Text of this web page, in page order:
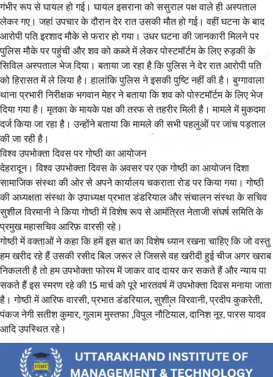
गंभीर रूप से घायल हो गई। घायल इसराना को ससुराल पक्ष वाले ही अस्पताल
लेकर गए। जहां उपचार के दौरान देर रात उसकी मौत हो गई। वहीं घटना के बाद
आरोपी पति इरशाद मौके से फरार हो गया। उधर घटना की जानकारी मिलने पर
पुलिस मौके पर पहुंची और शव को कब्जे में लेकर पोस्टमॉर्टम के लिए रुड़की के
सिविल अस्पताल भेज दिया। बताया जा रहा है कि पुलिस ने देर रात आरोपी पति
को हिरासत में ले लिया है। हालांकि पुलिस ने इसकी पुष्टि नहीं की है। बुग्गावाला
थाना प्रभारी निरीक्षक भगवान मेहर ने बताया कि शव को पोस्टमॉर्टम के लिए भेज
दिया गया है। मृतका के मायके पक्ष की तरफ से तहरीर मिली है। मामले में मुकदमा
दर्ज किया जा रहा है। उन्होंने बताया कि मामले की सभी पहलुओं पर जांच पड़ताल
की जा रही है।
विश्व उपभोक्ता दिवस पर गोष्ठी का आयोजन
देहरादून। विश्व उपभोक्ता दिवस के अवसर पर एक गोष्ठी का आयोजन दिशा
सामाजिक संस्था की ओर से अपने कार्यालय चकराता रोड पर किया गया। गोष्ठी
की अध्यक्षता संस्था के उपाध्यक्ष प्रभात डंडरियाल और संचालन संस्था के सचिव
सुशील विरमानी ने किया गोष्ठी में विशेष रूप से आमंत्रित नेताजी संघर्ष समिति के
प्रमुख महासचिव आरिफ़ वारसी रहे।
गोष्ठी में वक्ताओं ने कहा कि हमें इस बात का विशेष ध्यान रखना चाहिए कि जो वस्तु
हम खरीद रहे हैं उसकी रसीद बिल जरूर ले जिससे वह खरीदी हुई चीज अगर खराब
निकलती है तो हम उपभोक्ता फोरम में जाकर वाद दायर कर सकते हैं और न्याय पा
सकते हैं इस स्मरण रहे की 15 मार्च को पूरे भारतवर्ष में उपभोक्ता दिवस मनाया जाता
है। गोष्ठी में आरिफ वारसी, प्रभात डंडरियाल, सुशील विरवानी, प्रदीप कुकरेती,
पंकज नेगी सतीश कुमार, गुलाम मुस्तफा ,विपुल नौटियाल, दानिश नूर, पारस यादव
आदि उपस्थित रहे।